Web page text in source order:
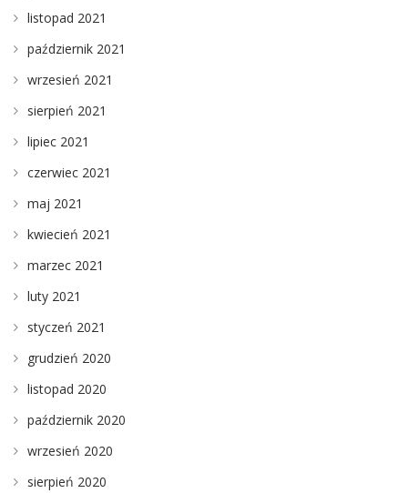
listopad 2021
październik 2021
wrzesień 2021
sierpień 2021
lipiec 2021
czerwiec 2021
maj 2021
kwiecień 2021
marzec 2021
luty 2021
styczeń 2021
grudzień 2020
listopad 2020
październik 2020
wrzesień 2020
sierpień 2020